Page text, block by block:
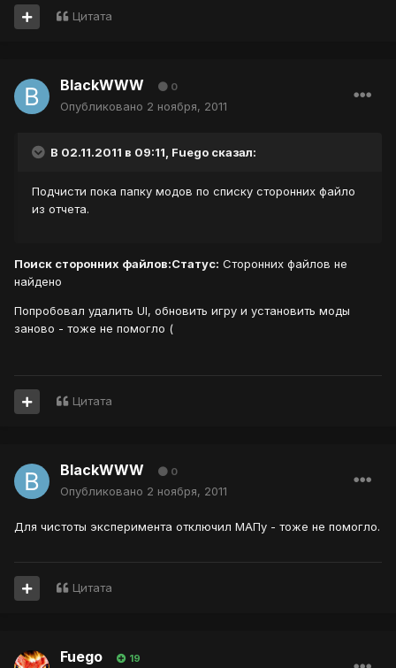
Цитата
BlackWWW 0
Опубликовано 2 ноября, 2011
В 02.11.2011 в 09:11, Fuego сказал:
Подчисти пока папку модов по списку сторонних файло
из отчета.
Поиск сторонних файлов:Статус: Сторонних файлов не
найдено
Попробовал удалить UI, обновить игру и установить моды
заново - тоже не помогло (
Цитата
BlackWWW 0
Опубликовано 2 ноября, 2011
Для чистоты эксперимента отключил МАПу - тоже не помогло.
Цитата
Fuego 19